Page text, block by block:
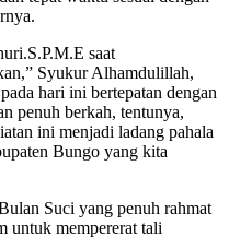
saat
Syukur Alhamdulillah,
hari ini bertepatan dengan
penuh berkah, tentunya,
ini menjadi ladang pahala
Bungo yang kita
Suci yang penuh rahmat
untuk mempererat tali